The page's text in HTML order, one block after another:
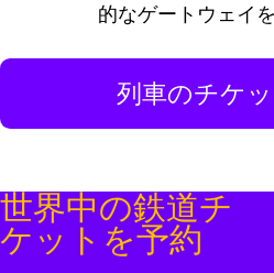
的なゲートウェイ
列車のチケ
世界中の鉄道チ
ケットを予約